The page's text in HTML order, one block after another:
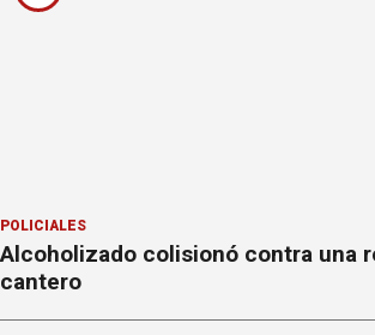
POLICIALES
Alcoholizado colisionó contra una
cantero